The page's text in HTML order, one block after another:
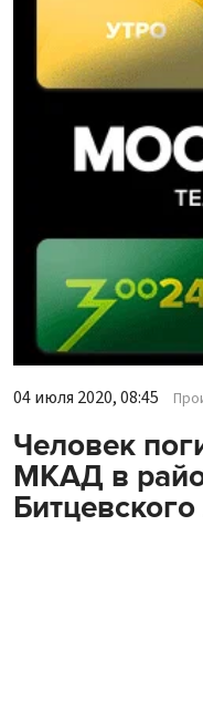
04 июля 2020, 08:45
Человек
МКАД в
Битцевского